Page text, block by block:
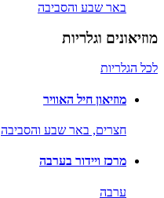
באר שבע והסביבה
מוזיאונים וגלריות
לכל הגלריות
מוזיאון חיל האוויר
חצרים, באר שבע והסביבה
מרכז ויידור בערבה
ערבה